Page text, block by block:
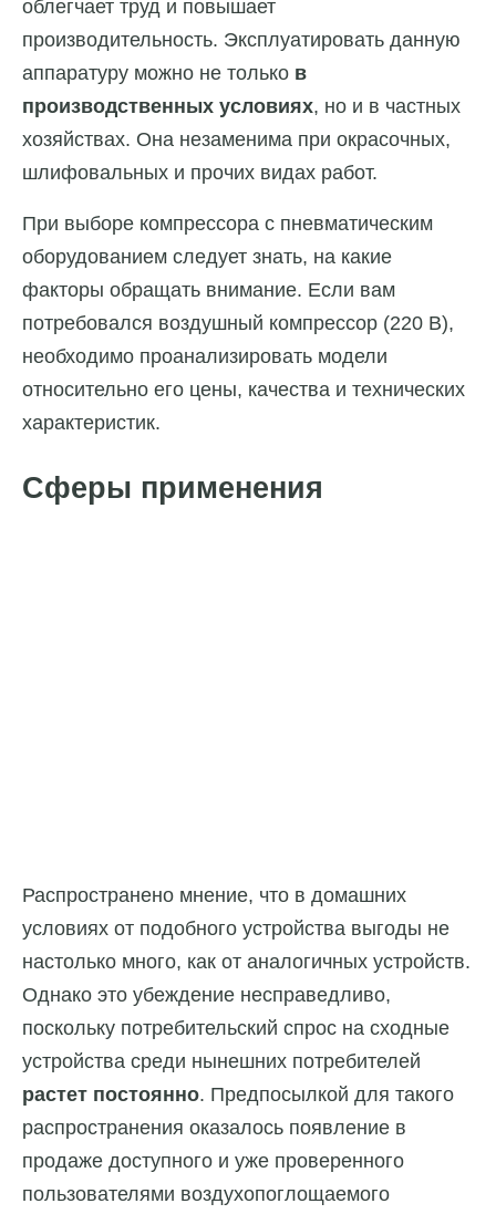
облегчает труд и повышает
производительность. Эксплуатировать данную
аппаратуру можно не только в
производственных условиях, но и в частных
хозяйствах. Она незаменима при окрасочных,
шлифовальных и прочих видах работ.
При выборе компрессора с пневматическим
оборудованием следует знать, на какие
факторы обращать внимание. Если вам
потребовался воздушный компрессор (220 В),
необходимо проанализировать модели
относительно его цены, качества и технических
характеристик.
Сферы применения
Распространено мнение, что в домашних
условиях от подобного устройства выгоды не
настолько много, как от аналогичных устройств.
Однако это убеждение несправедливо,
поскольку потребительский спрос на сходные
устройства среди нынешних потребителей
растет постоянно. Предпосылкой для такого
распространения оказалось появление в
продаже доступного и уже проверенного
пользователями воздухопоглощаемого